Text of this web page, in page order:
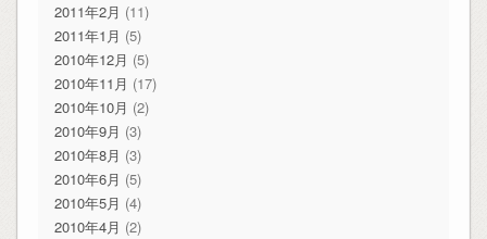
2011年2月 (11)
2011年1月 (5)
2010年12月 (5)
2010年11月 (17)
2010年10月 (2)
2010年9月 (3)
2010年8月 (3)
2010年6月 (5)
2010年5月 (4)
2010年4月 (2)